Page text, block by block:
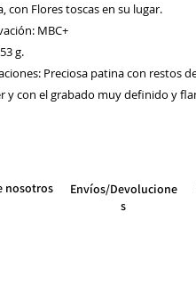
con Flores toscas en su lugar.
MBC+
g.
Preciosa patina con restos
y con el grabado muy definido y
nosotros
Envíos/Devolucione
s